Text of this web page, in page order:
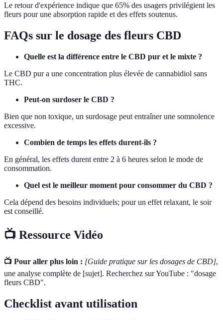
Le retour d'expérience indique que 65% des usagers privilégient les
fleurs pour une absorption rapide et des effets soutenus.
FAQs sur le dosage des fleurs CBD
Quelle est la différence entre le CBD pur et le mixte ?
Le CBD pur a une concentration plus élevée de cannabidiol sans
THC.
Peut-on surdoser le CBD ?
Bien que non toxique, un surdosage peut entraîner une somnolence
excessive.
Combien de temps les effets durent-ils ?
En général, les effets durent entre 2 à 6 heures selon le mode de
consommation.
Quel est le meilleur moment pour consommer du CBD ?
Cela dépend des besoins individuels; pour un effet relaxant, le soir
est conseillé.
📺 Ressource Vidéo
📺 Pour aller plus loin : [Guide pratique sur les dosages de CBD],
une analyse complète de [sujet]. Recherchez sur YouTube : "dosage
fleurs CBD".
Checklist avant utilisation